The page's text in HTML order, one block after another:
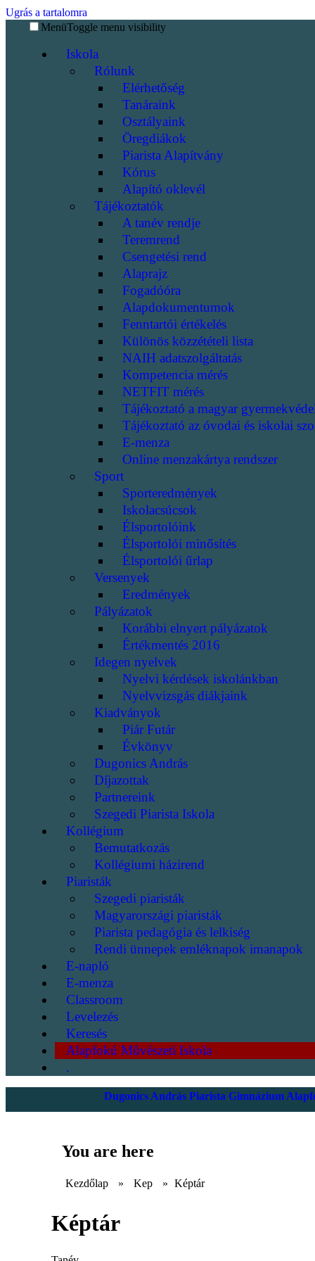
Ugrás a tartalomra
MenüToggle menu visibility
Iskola
Rólunk
Elérhetőség
Tanáraink
Osztályaink
Öregdiákok
Piarista Alapítvány
Kórus
Alapító oklevél
Tájékoztatók
A tanév rendje
Teremrend
Csengetési rend
Alaprajz
Fogadóóra
Alapdokumentumok
Fenntartói értékelés
Különös közzétételi lista
NAIH adatszolgáltatás
Kompetencia mérés
NETFIT mérés
Tájékoztató a magyar
Tájékoztató az óvodai és iskolai
E-menza
Online menzakártya rendszer
Sport
Sporteredmények
Iskolacsúcsok
Élsportolóink
Élsportolói minősítés
Élsportolói űrlap
Versenyek
Eredmények
Pályázatok
Korábbi elnyert pályázatok
Értékmentés 2016
Idegen nyelvek
Nyelvi kérdések iskolánkban
Nyelvvizsgás diákjaink
Kiadványok
Piár Futár
Évkönyv
Dugonics András
Díjazottak
Partnereink
Szegedi Piarista Iskola
Kollégium
Bemutatkozás
Kollégiumi házirend
Piaristák
Szegedi piaristák
Magyarországi piaristák
Piarista pedagógia és lelkiség
Rendi ünnepek emléknapok imanapok
E-napló
E-menza
Classroom
Levelezés
Keresés
Alapfokú Művészeti Iskola
.
Dugonics András Piarista Gimnázium
You are here
Kezdőlap » Kep » Képtár
Képtár